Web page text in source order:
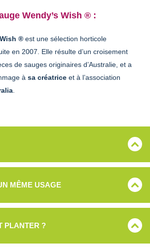
Wendy’s Wish ® :
® est une sélection horticole
en 2007. Elle résulte d’un croisement
de sauges originaires d’Australie, et a
à sa créatrice et à l’association
MÊME USAGE
PLANTER ?